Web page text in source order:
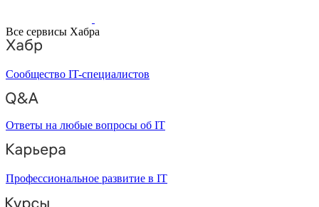
Все сервисы Хабра
Сообщество IT-специалистов
Ответы на любые вопросы об IT
Профессиональное развитие в IT